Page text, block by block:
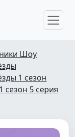
Шоу
1 сезон
сезон 5 серия